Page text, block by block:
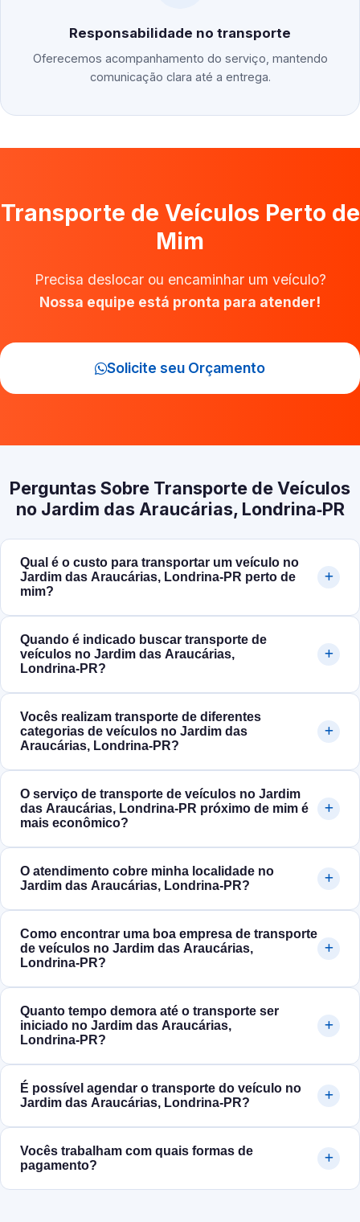
Responsabilidade no transporte
Oferecemos acompanhamento do serviço, mantendo
comunicação clara até a entrega.
Transporte de Veículos Perto de
Mim
Precisa deslocar ou encaminhar um veículo?
Nossa equipe está pronta para atender!
Solicite seu Orçamento
Perguntas Sobre Transporte de Veículos
no Jardim das Araucárias, Londrina‑PR
Qual é o custo para transportar um veículo no
Jardim das Araucárias, Londrina‑PR perto de
mim?
Quando é indicado buscar transporte de
veículos no Jardim das Araucárias,
Londrina‑PR?
Vocês realizam transporte de diferentes
categorias de veículos no Jardim das
Araucárias, Londrina‑PR?
O serviço de transporte de veículos no Jardim
das Araucárias, Londrina‑PR próximo de mim é
mais econômico?
O atendimento cobre minha localidade no
Jardim das Araucárias, Londrina‑PR?
Como encontrar uma boa empresa de transporte
de veículos no Jardim das Araucárias,
Londrina‑PR?
Quanto tempo demora até o transporte ser
iniciado no Jardim das Araucárias,
Londrina‑PR?
É possível agendar o transporte do veículo no
Jardim das Araucárias, Londrina‑PR?
Vocês trabalham com quais formas de
pagamento?